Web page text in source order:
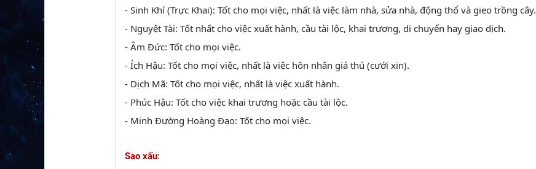
- Sinh Khí (Trực Khai): Tốt cho mọi việc, nhất là việc làm nhà, sửa nhà, động thổ và gieo trồng cây.
- Nguyệt Tài: Tốt nhất cho việc xuất hành, cầu tài lộc, khai trương, di chuyển hay giao dịch.
- Âm Đức: Tốt cho mọi việc.
- Ích Hậu: Tốt cho mọi việc, nhất là việc hôn nhân giá thú (cưới xin).
- Dịch Mã: Tốt cho mọi việc, nhất là việc xuất hành.
- Phúc Hậu: Tốt cho việc khai trương hoặc cầu tài lộc.
- Minh Đường Hoàng Đạo: Tốt cho mọi việc.
Sao xấu: